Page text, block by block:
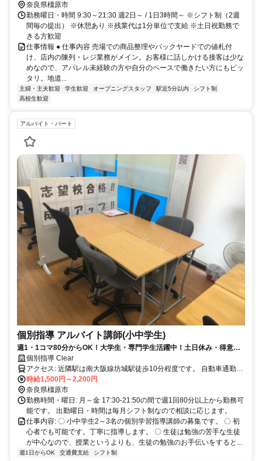
奈良県橿原市
勤務曜日・時間 9:30～21:30 週2日～ / 1日3時間～ ※シフト制（2週
間毎の提出） ※休憩あり ※残業代は1分単位で支給 ※土日祝勤務で
きる方歓迎
仕事情報 ● 仕事内容 売場での商品整理やバックヤードでの値札付
け、店内の陳列・レジ業務がメイン。お客様に話しかける接客は少な
めなので、アパレル未経験の方や自分のペースで働きたい方にもピッ
タリ。地道...
主婦・主夫歓迎 学生歓迎 オープニングスタッフ 駅近5分以内
シフト制
高校生歓迎
アルバイト・パート
個別指導 アルバイト講師(小中学生)
週1・1コマ80分からOK！大学生・専門学生活躍中！土日休み・得意な
科目でOK！バイトデビュー◎
個別指導 Clear
アクセス: 近隣駅は南大阪線坊城駅徒歩10分程度です。 自動車通勤・
バイク通勤可能です。
時給1,500円～2,200円
奈良県橿原市
勤務時間・曜日: 月～金 17:30-21:50の間で週1回80分以上から勤務可
能です。 出勤曜日・時間は毎月シフト制なので相談に応じます。
仕事内容: 〇 小中学生2～3名の個別学習指導講師の募集です。 〇 初
心者でも可能です。丁寧に指導します。 〇 生徒は勉強の苦手な生徒
が中心なので、授業というよりも、生徒の勉強のお手伝いをすると...
週1日からOK 交通費支給 シフト制